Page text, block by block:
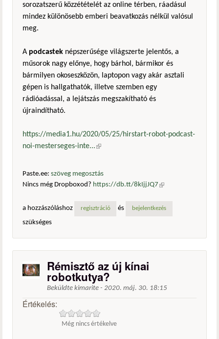
sorozatszerű közzétételét az online térben, ráadásul
mindez különösebb emberi beavatkozás nélkül valósul
meg.
A podcastek népszerűsége világszerte jelentős, a
műsorok nagy előnye, hogy bárhol, bármikor és
bármilyen okoseszközön, laptopon vagy akár asztali
gépen is hallgathatók, illetve szemben egy
rádióadással, a lejátszás megszakítható és
újraindítható.
https://media1.hu/2020/05/25/hirstart-robot-podcast-
noi-mesterseges-inte...(külső hivatkozás)
Paste.ee: szöveg megosztás
Nincs még Dropboxod? https://db.tt/8kIjjJQ7 (külső
a hozzászóláshoz
regisztráció és bejelentkezés
szükséges
Rémisztő az új kínai
robotkutya?
Beküldte kimarite - 2020. máj. 30. 18:15
Értékelés:
Még nincs értékelve